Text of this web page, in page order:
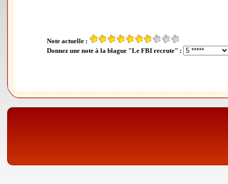
Note actuelle :
Donnez une note à la blague "Le FBI recrute" :